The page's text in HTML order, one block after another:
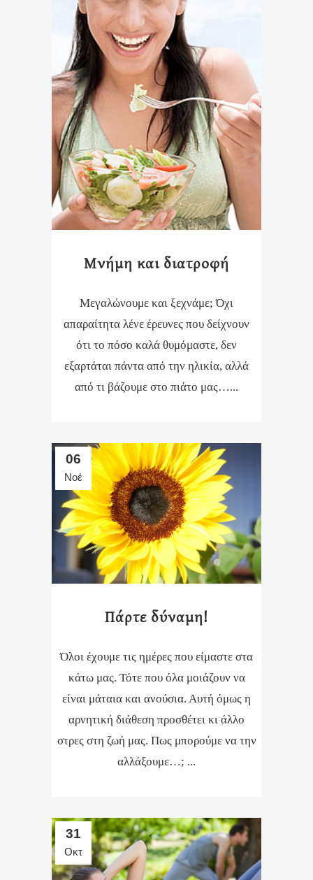
Μνήμη και διατροφή
Μεγαλώνουμε και ξεχνάμε; Όχι
απαραίτητα λένε έρευνες που δείχνουν
ότι το πόσο καλά θυμόμαστε, δεν
εξαρτάται πάντα από την ηλικία, αλλά
από τι βάζουμε στο πιάτο μας…...
06
Νοέ
Πάρτε δύναμη!
Όλοι έχουμε τις ημέρες που είμαστε στα
κάτω μας. Τότε που όλα μοιάζουν να
είναι μάταια και ανούσια. Αυτή όμως η
αρνητική διάθεση προσθέτει κι άλλο
στρες στη ζωή μας. Πως μπορούμε να την
αλλάξουμε…; ...
31
Οκτ